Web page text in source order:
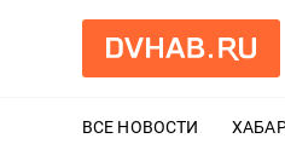
ВСЕ НОВОСТИ